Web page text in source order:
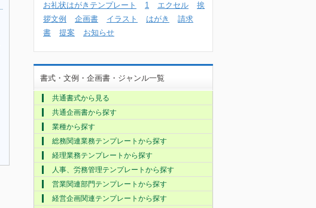
お礼状はがきテンプレート 1 エクセル
挨
拶文例
企画書 イラスト はがき
請求
書
提案 お知らせ
書式・文例・企画書・ジャンル一覧
共通書式から見る
共通企画書から探す
業種から探す
総務関連業務テンプレートから探す
経理業務テンプレートから探す
人事、労務管理テンプレートから探す
営業関連部門テンプレートから探す
経営企画関連テンプレートから探す